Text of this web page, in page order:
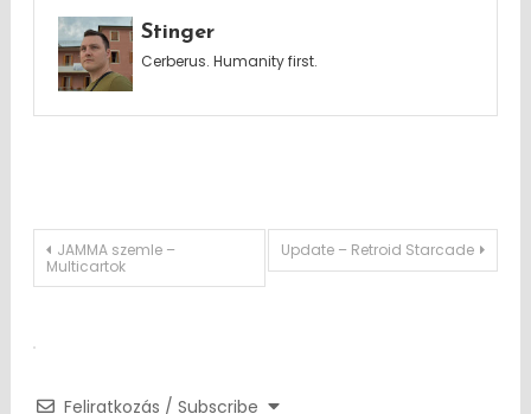
Stinger
Cerberus. Humanity first.
Post
JAMMA szemle –
Multicartok
Update – Retroid Starcade
Feliratkozás / Subscribe